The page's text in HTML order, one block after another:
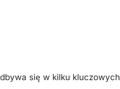
się w kilku kluczowych